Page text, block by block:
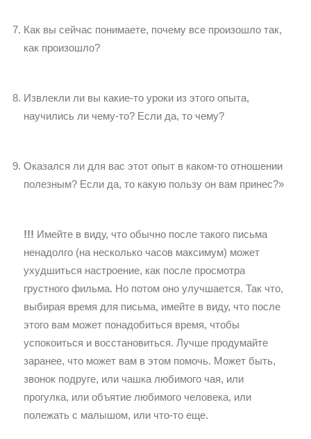
Как вы сейчас понимаете, почему все произошло так,
как произошло?
Извлекли ли вы какие-то уроки из этого опыта,
научились ли чему-то? Если да, то чему?
Оказался ли для вас этот опыт в каком-то отношении
полезным? Если да, то какую пользу он вам принес?»
!!! Имейте в виду, что обычно после такого письма
ненадолго (на несколько часов максимум) может
ухудшиться настроение, как после просмотра
грустного фильма. Но потом оно улучшается. Так что,
выбирая время для письма, имейте в виду, что после
этого вам может понадобиться время, чтобы
успокоиться и восстановиться. Лучше продумайте
заранее, что может вам в этом помочь. Может быть,
звонок подруге, или чашка любимого чая, или
прогулка, или объятие любимого человека, или
полежать с малышом, или что-то еще.